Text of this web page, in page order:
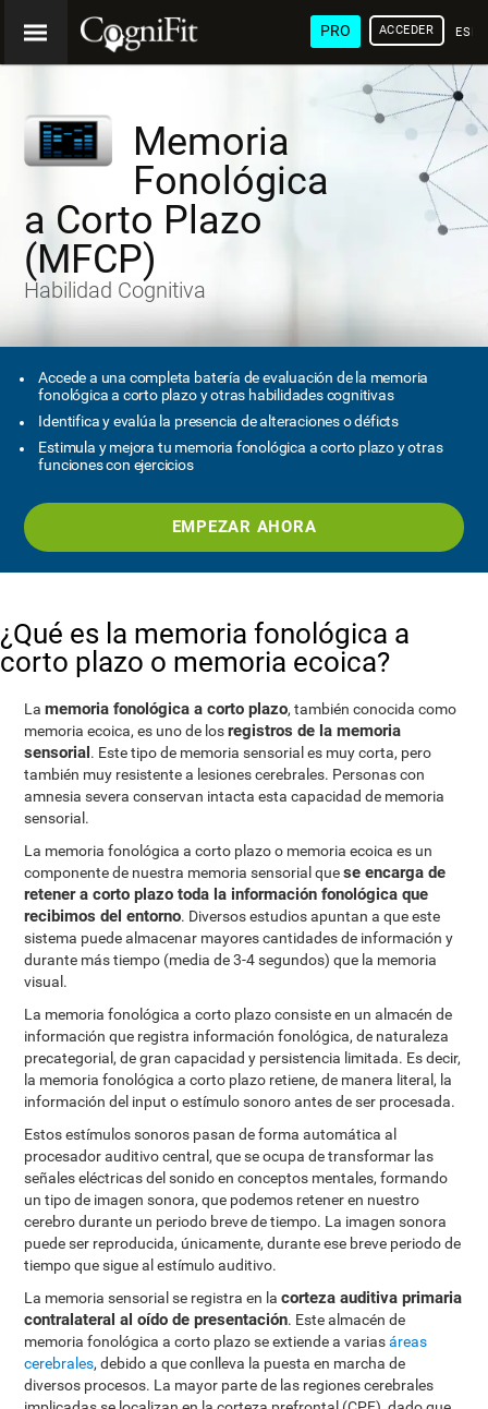
PRO ACCEDER
Memoria
Fonológica
a Corto Plazo
(MFCP)
Habilidad Cognitiva
Accede a una completa batería de evaluación de la memoria
fonológica a corto plazo y otras habilidades cognitivas
Identifica y evalúa la presencia de alteraciones o déficts
Estimula y mejora tu memoria fonológica a corto plazo y otras
funciones con ejercicios
EMPEZAR AHORA
¿Qué es la memoria fonológica a
corto plazo o memoria ecoica?
Lamemoria fonológica a corto plazo, también conocida como
memoria ecoica, es uno de losregistros de la memoria
sensorial. Este tipo de memoria sensorial es muy corta, pero
también muy resistente a lesiones cerebrales. Personas con
amnesia severa conservan intacta esta capacidad de memoria
sensorial.
La memoria fonológica a corto plazo o memoria ecoica es un
componente de nuestra memoria sensorial quese encarga de
retener a corto plazo toda la información fonológica que
recibimos del entorno. Diversos estudios apuntan a que este
sistema puede almacenar mayores cantidades de información y
durante más tiempo (media de 3-4 segundos) que la memoria
visual.
La memoria fonológica a corto plazo consiste en un almacén de
información que registra información fonológica, de naturaleza
precategorial, de gran capacidad y persistencia limitada. Es decir,
la memoria fonológica a corto plazo retiene, de manera literal, la
información del input o estímulo sonoro antes de ser procesada.
Estos estímulos sonoros pasan de forma automática al
procesador auditivo central, que se ocupa de transformar las
señales eléctricas del sonido en conceptos mentales, formando
un tipo de imagen sonora, que podemos retener en nuestro
cerebro durante un periodo breve de tiempo. La imagen sonora
puede ser reproducida, únicamente, durante ese breve periodo de
tiempo que sigue al estímulo auditivo.
La memoria sensorial se registra en lacorteza auditiva primaria
contralateral al oído de presentación. Este almacén de
memoria fonológica a corto plazo se extiende a variasáreas
cerebrales, debido a que conlleva la puesta en marcha de
diversos procesos. La mayor parte de las regiones cerebrales